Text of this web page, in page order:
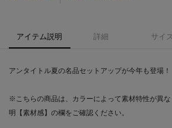
アイテム説明 詳細 サイ
アンタイトル夏の名品セットアップが今年も登場！
※こちらの商品は、カラーによって素材特性が異
明【素材感】の欄をご確認ください。